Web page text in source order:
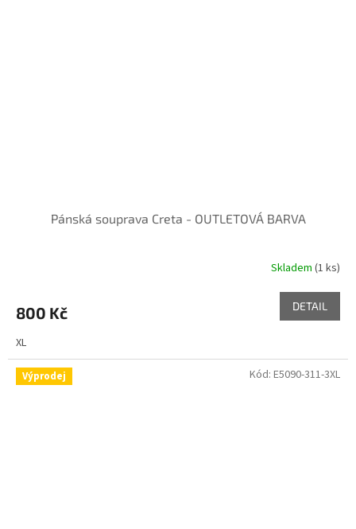
Pánská souprava Creta - OUTLETOVÁ BARVA
Skladem (1 ks)
800 Kč DETAIL
XL
Výprodej Kód: E5090-311-3XL